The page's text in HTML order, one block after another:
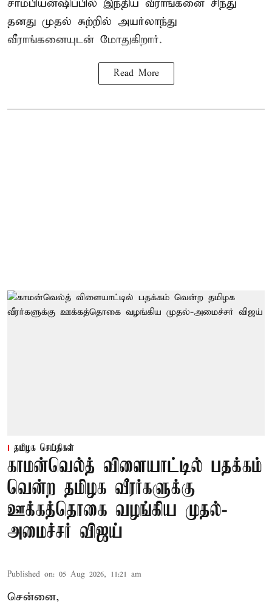
சாம்பியன்ஷிப்பில் இந்திய வீராங்கனை சிந்து
தனது முதல் சுற்றில் அயர்லாந்து
வீராங்கனையுடன் மோதுகிறார்.
Read More
தமிழக செய்திகள்
காமன்வெல்த் விளையாட்டில் பதக்கம்
வென்ற தமிழக வீரர்களுக்கு
ஊக்கத்தொகை வழங்கிய முதல்-
அமைச்சர் விஜய்
Published on: 05 Aug 2026, 11:21 am
சென்னை,